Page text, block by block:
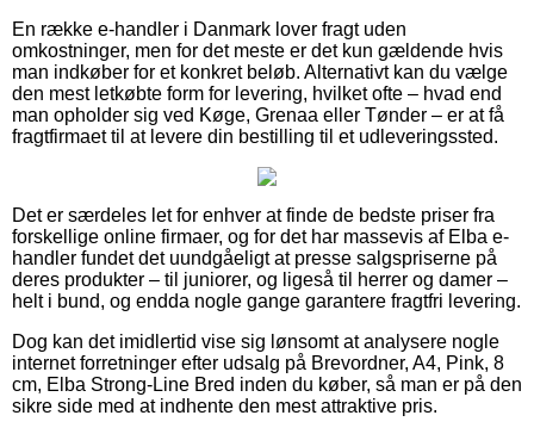
En række e-handler i Danmark lover fragt uden
omkostninger, men for det meste er det kun gældende hvis
man indkøber for et konkret beløb. Alternativt kan du vælge
den mest letkøbte form for levering, hvilket ofte – hvad end
man opholder sig ved Køge, Grenaa eller Tønder – er at få
fragtfirmaet til at levere din bestilling til et udleveringssted.
Det er særdeles let for enhver at finde de bedste priser fra
forskellige online firmaer, og for det har massevis af Elba e-
handler fundet det uundgåeligt at presse salgspriserne på
deres produkter – til juniorer, og ligeså til herrer og damer –
helt i bund, og endda nogle gange garantere fragtfri levering.
Dog kan det imidlertid vise sig lønsomt at analysere nogle
internet forretninger efter udsalg på Brevordner, A4, Pink, 8
cm, Elba Strong-Line Bred inden du køber, så man er på den
sikre side med at indhente den mest attraktive pris.